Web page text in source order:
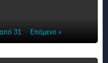
31 Επόμενο »